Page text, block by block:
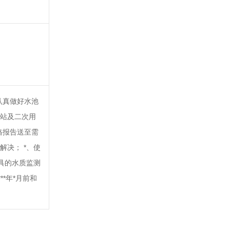
真做好水池
及二次用
报告送至需
决； *、使
的水质监测
年*月前和